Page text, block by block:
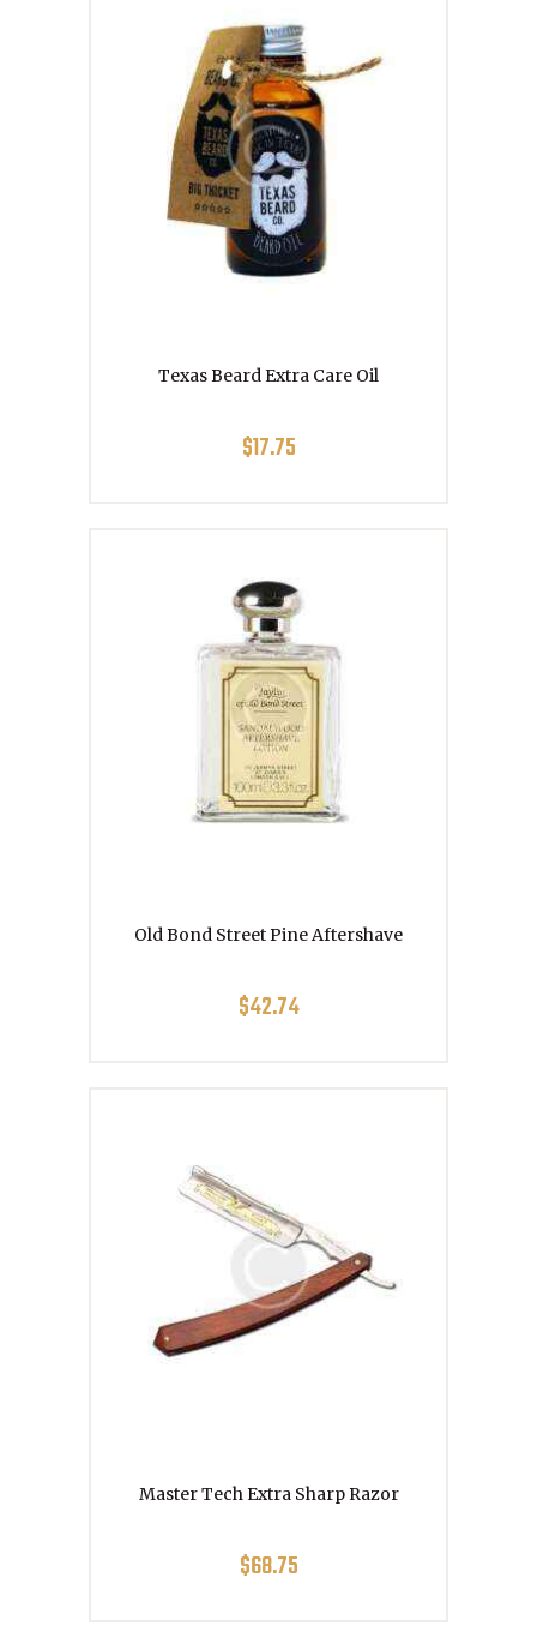
Texas Beard Extra Care Oil
$17.75
Old Bond Street Pine Aftershave
$42.74
Master Tech Extra Sharp Razor
$68.75